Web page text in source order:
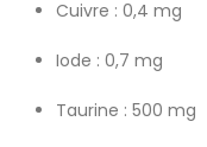
Cuivre : 0,4 mg
Iode : 0,7 mg
Taurine : 500 mg